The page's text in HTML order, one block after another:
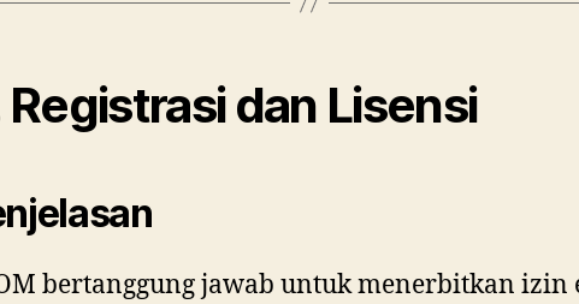
Registrasi dan Lisensi
bertanggung jawab untuk menerbitkan izin